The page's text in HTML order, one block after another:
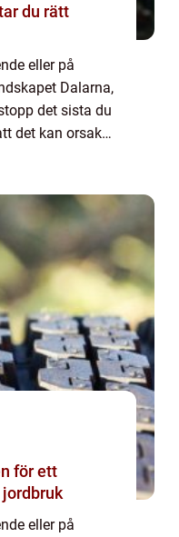
eller på
Dalarna,
det sista du
det kan orsaka
för ett
eller på